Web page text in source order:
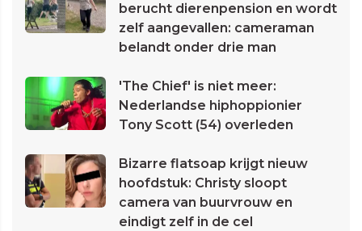
berucht dierenpension en wordt
zelf aangevallen: cameraman
belandt onder drie man
'The Chief' is niet meer:
Nederlandse hiphoppionier
Tony Scott (54) overleden
Bizarre flatsoap krijgt nieuw
hoofdstuk: Christy sloopt
camera van buurvrouw en
eindigt zelf in de cel